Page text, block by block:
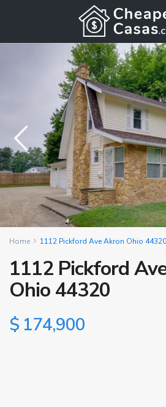
Home 1112 Pickford Ave Akron Ohio 44320
1112 Pickford
Ohio 44320
$ 174,900